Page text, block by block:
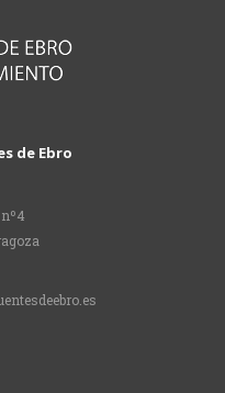
de Ebro